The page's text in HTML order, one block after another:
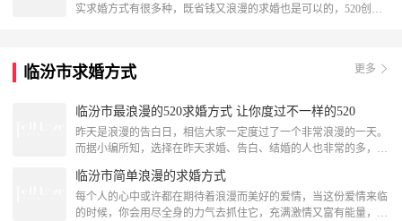
起。2.岁月就像一条河，爱情就像在河里游动的鱼，失恋的滋味多
实求婚方式有很多种，既省钱又浪漫的求婚也是可以的，520创意
常合适的，当你已经做好求婚计划，当你已经确定在什么时间里面
临汾市求婚方式 更多
临汾市最浪漫的520求婚方式 让你度过不一样的520
昨天是浪漫的告白日，相信大家一定度过了一个非常浪漫的一天。
而据小编所知，选择在昨天求婚、告白、结婚的人也非常的多，似
白日一定会有浪漫的求婚方式，我们一起来了解一下吧!520浪漫求
婚方式：公司求婚让她身边的同事跟着配合，说临时有事让她赶紧
回公司。正当她着急地赶回公司时，一打开门却发现地板上满是玫
临汾市简单浪漫的求婚方式
每个人的心中或许都在期待着浪漫而美好的爱情，当这份爱情来临
的时候，你会用尽全身的力气去抓住它，充满激情又富有能量，当